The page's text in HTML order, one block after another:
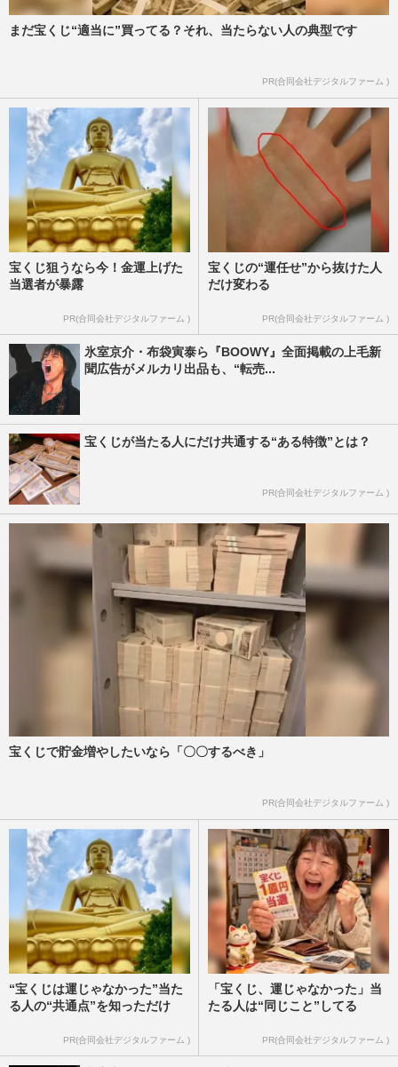
まだ宝くじ“適当に”買ってる？それ、当たらない人の典型です
PR(合同会社デジタルファーム )
宝くじ狙うなら今！金運上げた
当選者が暴露
PR(合同会社デジタルファーム )
宝くじの“運任せ”から抜けた人
だけ変わる
PR(合同会社デジタルファーム )
氷室京介・布袋寅泰ら『BOOWY』全面掲載の上毛新
聞広告がメルカリ出品も、“転売...
宝くじが当たる人にだけ共通する“ある特徴”とは？
PR(合同会社デジタルファーム )
宝くじで貯金増やしたいなら「〇〇するべき」
PR(合同会社デジタルファーム )
“宝くじは運じゃなかった”当た
る人の“共通点”を知っただけ
PR(合同会社デジタルファーム )
「宝くじ、運じゃなかった」当
たる人は“同じこと”してる
PR(合同会社デジタルファーム )